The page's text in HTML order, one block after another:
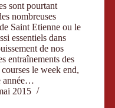
sont pourtant
nombreuses
Saint Etienne ou le
essentiels dans
de nos
entraînements des
le week end,
année…
2015